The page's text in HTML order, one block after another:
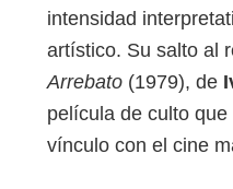
intensidad
artístico. Su salto al
Arrebato (1979), de
película de culto
vínculo con el cine